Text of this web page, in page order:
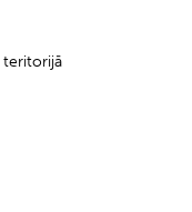
teritorijā